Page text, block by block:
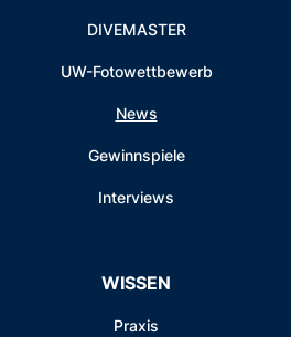
DIVEMASTER
UW-Fotowettbewerb
News
Gewinnspiele
Interviews
WISSEN
Praxis